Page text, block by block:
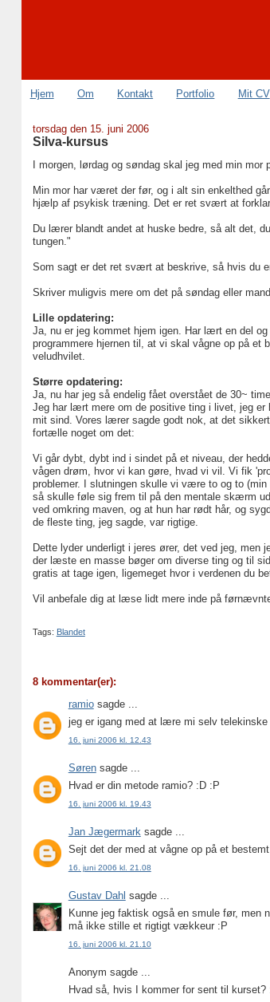
Hjem Om Kontakt Portfolio Mit CV
torsdag den 15. juni 2006
Silva-kursus
I morgen, lørdag og søndag skal jeg med min
Min mor har været der før, og i alt sin enkelthed
hjælp af psykisk træning. Det er ret svært at
Du lærer blandt andet at huske bedre, så alt det,
tungen."
Som sagt er det ret svært at beskrive, så hvis du
Skriver muligvis mere om det på søndag eller
Lille opdatering:
Ja, nu er jeg kommet hjem igen. Har lært en del
programmere hjernen til, at vi skal vågne op på
veludhvilet.
Større opdatering:
Ja, nu har jeg så endelig fået overstået de 30~
Jeg har lært mere om de positive ting i livet, jeg er
mit sind. Vores lærer sagde godt nok, at det
fortælle noget om det:
Vi går dybt, dybt ind i sindet på et niveau, der
vågen drøm, hvor vi kan gøre, hvad vi vil. Vi fik
problemer. I slutningen skulle vi være to og to
så skulle føle sig frem til på den mentale skærm
ved omkring maven, og at hun har rødt hår, og
de fleste ting, jeg sagde, var rigtige.
Dette lyder underligt i jeres ører, det ved jeg, men
der læste en masse bøger om diverse ting og til
gratis at tage igen, ligemeget hvor i verdenen du
Vil anbefale dig at læse lidt mere inde på
Tags: Blandet
8 kommentar(er):
ramiosagde ...
jeg er igang med at lære mi selv telekinske
16. juni 2006 kl. 12.43
Sørensagde ...
Hvad er din metode ramio? :D :P
16. juni 2006 kl. 19.43
Jan Jægermark sagde ...
Sejt det der med at vågne op på et
16. juni 2006 kl. 21.08
Gustav Dahl sagde ...
Kunne jeg faktisk også en smule før,
må ikke stille et rigtigt vækkeur :P
16. juni 2006 kl. 21.10
Anonym sagde ...
Hvad så, hvis I kommer for sent til kurset?